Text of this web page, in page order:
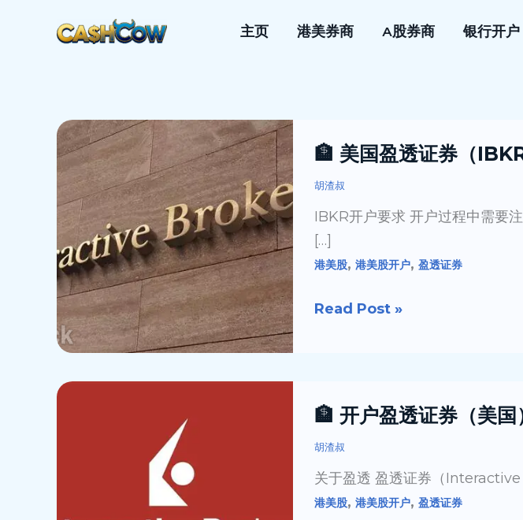
主页 港美券商 A股券商 银行开户
🏦 美国盈透证券（
胡渣叔
IBKR开户要求 开户过程中需要
[…]
港美股, 港美股开户, 盈透证券
美
国
透
证
券
保
姆
开
户
Read Post »
🏦 开户盈透证券（美
胡渣叔
关于盈透 盈透证券（
港美股, 港美股开户, 盈透证券
开
户
透
证